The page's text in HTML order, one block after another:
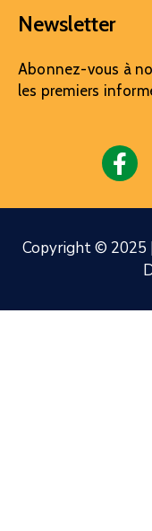
Newsletter
Abonnez-vous à
les premiers
Copyright © 2025